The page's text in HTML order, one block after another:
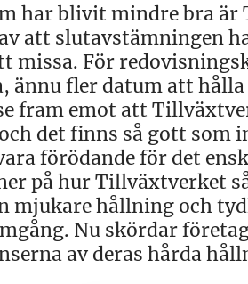
har blivit mindre bra
att slutavstämningen
missa. För
ännu fler datum att
fram emot att
det finns så gott som
förödande för det
på hur Tillväxtverket
mjukare hållning och
Nu skördar
av deras hårda